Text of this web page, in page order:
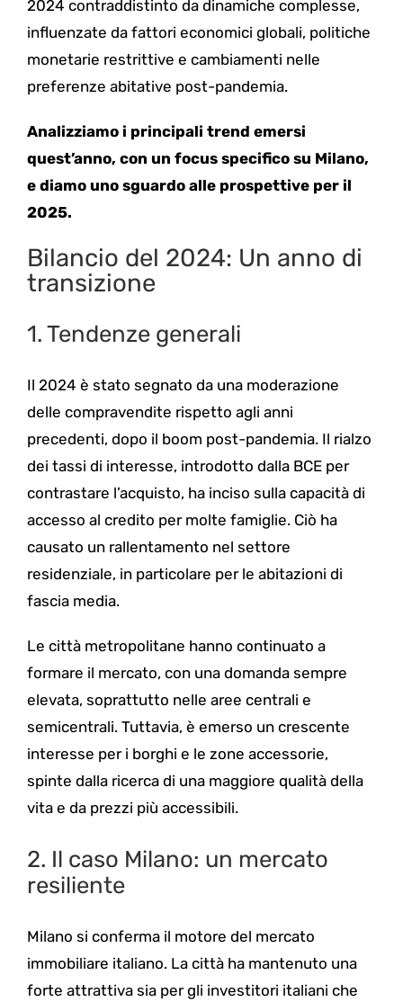
2024 contraddistinto da dinamiche complesse,
influenzate da fattori economici globali, politiche
monetarie restrittive e cambiamenti nelle
preferenze abitative post-pandemia.
Analizziamo i principali trend emersi
quest’anno, con un focus specifico su Milano,
e diamo uno sguardo alle prospettive per il
2025.
Bilancio del 2024: Un anno di
transizione
1. Tendenze generali
Il 2024 è stato segnato da una moderazione
delle compravendite rispetto agli anni
precedenti, dopo il boom post-pandemia. Il rialzo
dei tassi di interesse, introdotto dalla BCE per
contrastare l’acquisto, ha inciso sulla capacità di
accesso al credito per molte famiglie. Ciò ha
causato un rallentamento nel settore
residenziale, in particolare per le abitazioni di
fascia media.
Le città metropolitane hanno continuato a
formare il mercato, con una domanda sempre
elevata, soprattutto nelle aree centrali e
semicentrali. Tuttavia, è emerso un crescente
interesse per i borghi e le zone accessorie,
spinte dalla ricerca di una maggiore qualità della
vita e da prezzi più accessibili.
2. Il caso Milano: un mercato
resiliente
Milano si conferma il motore del mercato
immobiliare italiano. La città ha mantenuto una
forte attrattiva sia per gli investitori italiani che